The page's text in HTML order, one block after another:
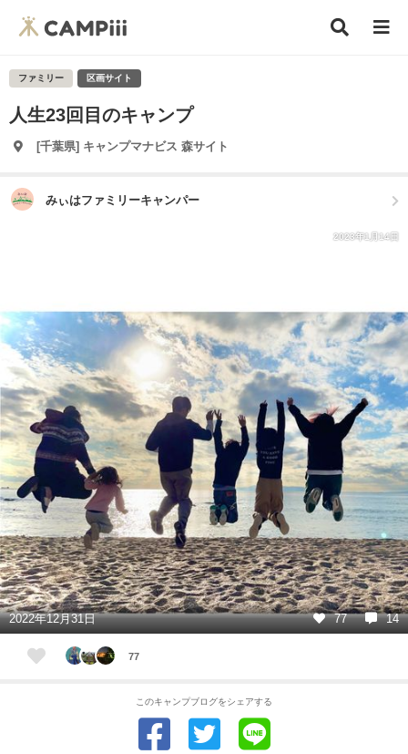
ファミリー 区画サイト
人生23回目のキャンプ
[千葉県] キャンプマナビス 森サイト
みぃはファミリーキャンパー
2023年1月14日
2022年12月31日 77 14
77
このキャンプブログをシェアする